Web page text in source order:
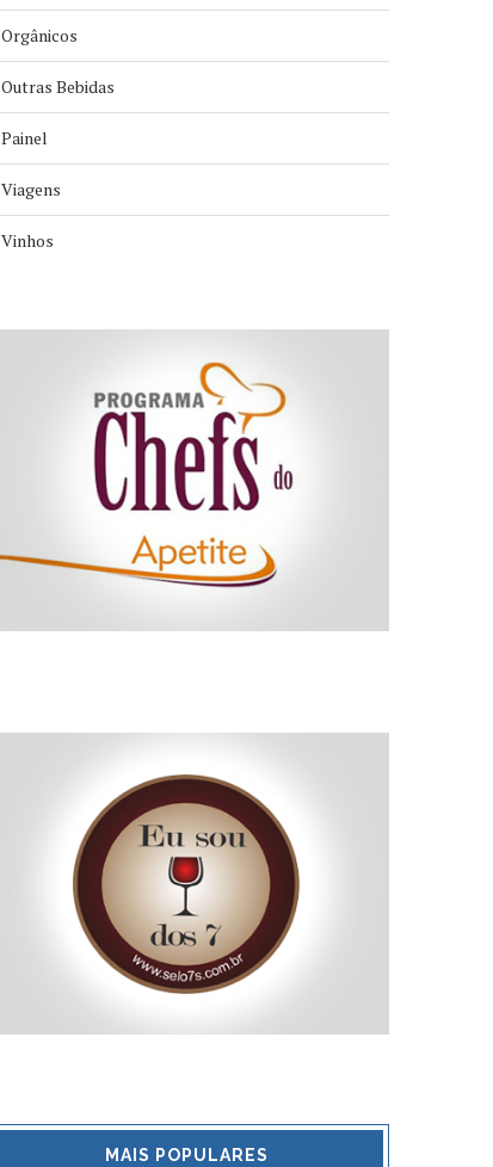
Orgânicos
Outras Bebidas
Painel
Viagens
Vinhos
MAIS POPULARES